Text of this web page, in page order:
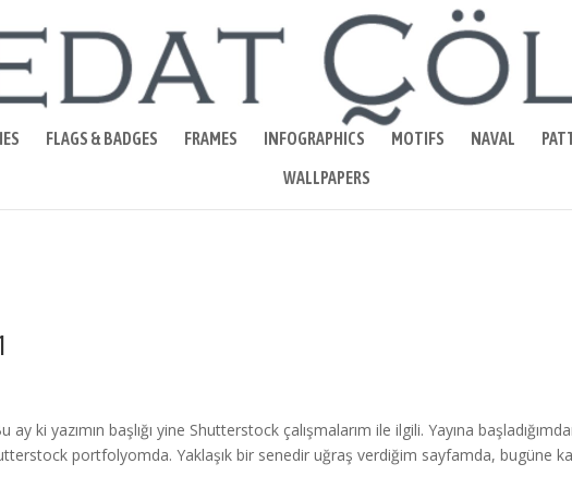
FLAGS & BADGES FRAMES INFOGRAPHICS MOTIFS NAVAL
WALLPAPERS
ay ki yazımın başlığı yine Shutterstock çalışmalarım ile ilgili. Yayına
portfolyomda. Yaklaşık bir senedir uğraş verdiğim sayfamda, bugüne